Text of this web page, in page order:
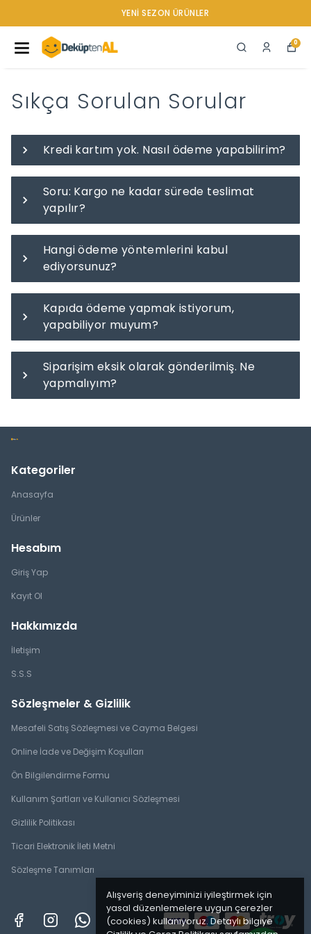
YENI SEZON ÜRÜNLER
0
Alışveriş deneyiminizi iyileştirmek için
yasal düzenlemelere uygun çerezler
(cookies) kullanıyoruz. Detaylı bilgiye
Sıkça Sorulan Sorular
Kredi kartım yok. Nasıl ödeme yapabilirim?
Soru: Kargo ne kadar sürede teslimat
yapılır?
Hangi ödeme yöntemlerini kabul
ediyorsunuz?
Kapıda ödeme yapmak istiyorum,
yapabiliyor muyum?
Siparişim eksik olarak gönderilmiş. Ne
yapmalıyım?
Kategoriler
Anasayfa
Ürünler
Hesabım
Giriş Yap
Kayıt Ol
Hakkımızda
İletişim
S.S.S
Sözleşmeler & Gizlilik
Mesafeli Satış Sözleşmesi ve Cayma Belgesi
Online İade ve Değişim Koşulları
Ön Bilgilendirme Formu
Kullanım Şartları ve Kullanıcı Sözleşmesi
Gizlilik Politikası
Ticari Elektronik İleti Metni
Sözleşme Tanımları